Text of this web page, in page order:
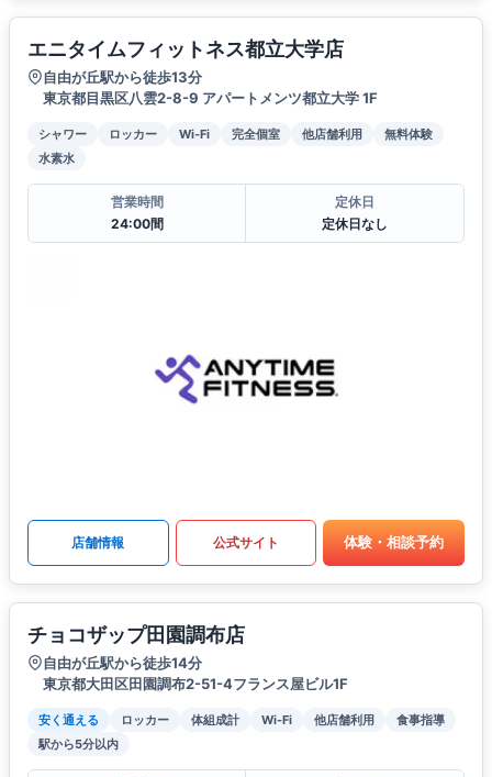
エニタイムフィットネス都立大学店
自由が丘駅から徒歩13分
東京都目黒区八雲2-8-9 アパートメンツ都立大学 1F
シャワー ロッカー Wi-Fi 完全個室 他店舗利用
無料体験
水素水
営業時間
24:00間
定休日
定休日なし
店舗情報 公式サイト 体験・相談予約
チョコザップ田園調布店
自由が丘駅から徒歩14分
東京都大田区田園調布2-51-4フランス屋ビル1F
安く通える ロッカー 体組成計 Wi-Fi 他店舗利用
食事指導
駅から5分以内